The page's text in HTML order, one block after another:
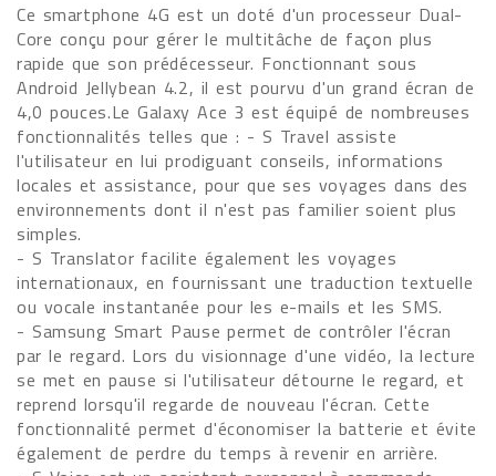
Ce smartphone 4G est un doté d'un processeur Dual-
Core conçu pour gérer le multitâche de façon plus
rapide que son prédécesseur. Fonctionnant sous
Android Jellybean 4.2, il est pourvu d'un grand écran de
4,0 pouces.Le Galaxy Ace 3 est équipé de nombreuses
fonctionnalités telles que : - S Travel assiste
l'utilisateur en lui prodiguant conseils, informations
locales et assistance, pour que ses voyages dans des
environnements dont il n'est pas familier soient plus
simples.
- S Translator facilite également les voyages
internationaux, en fournissant une traduction textuelle
ou vocale instantanée pour les e-mails et les SMS.
- Samsung Smart Pause permet de contrôler l'écran
par le regard. Lors du visionnage d'une vidéo, la lecture
se met en pause si l'utilisateur détourne le regard, et
reprend lorsqu'il regarde de nouveau l'écran. Cette
fonctionnalité permet d'économiser la batterie et évite
également de perdre du temps à revenir en arrière.